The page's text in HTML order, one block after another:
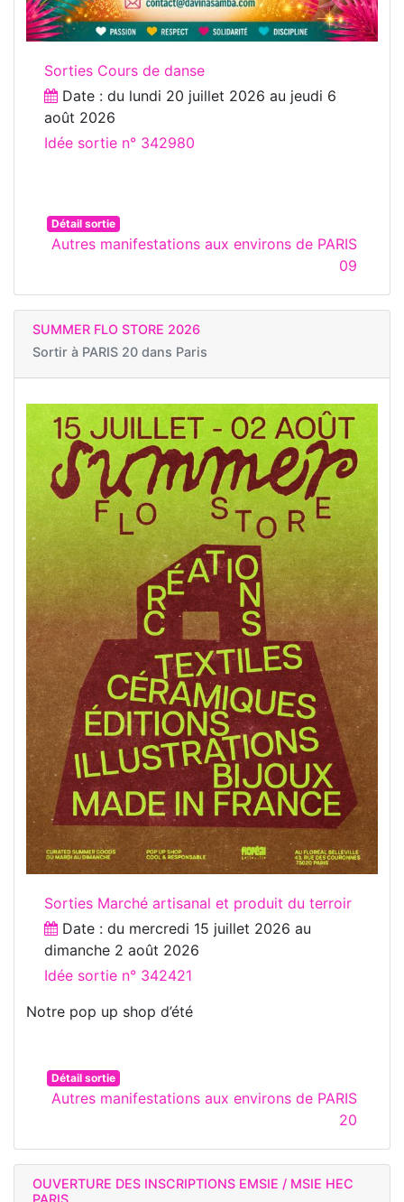
Sorties Cours de danse
Date : du lundi 20 juillet 2026 au jeudi 6
août 2026
Idée sortie n° 342980
Détail sortie
Autres manifestations aux environs de PARIS
09
SUMMER FLO STORE 2026
Sortir à PARIS 20 dans Paris
Sorties Marché artisanal et produit du terroir
Date : du mercredi 15 juillet 2026 au
dimanche 2 août 2026
Idée sortie n° 342421
Notre pop up shop d’été
Détail sortie
Autres manifestations aux environs de PARIS
20
OUVERTURE DES INSCRIPTIONS EMSIE / MSIE HEC